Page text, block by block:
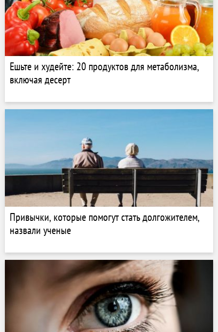
Ешьте и худейте: 20 продуктов для метаболизма,
включая десерт
Привычки, которые помогут стать долгожителем,
назвали ученые